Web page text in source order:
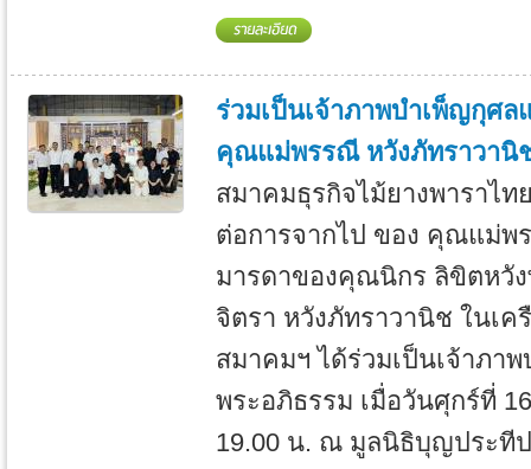
ร่วมเป็นเจ้าภาพบำเพ็ญกุศล
คุณแม่พรรณี หวังภัทราวานิ
สมาคมธุรกิจไม้ยางพาราไท
ต่อการจากไป ของ คุณแม่พ
มารดาของคุณนิกร ลิขิตห
จิตรา หวังภัทราวานิช ในเ
สมาคมฯ ได้ร่วมเป็นเจ้าภา
พระอภิธรรม เมื่อวันศุกร์ที่
19.00 น. ณ มูลนิธิบุญประที